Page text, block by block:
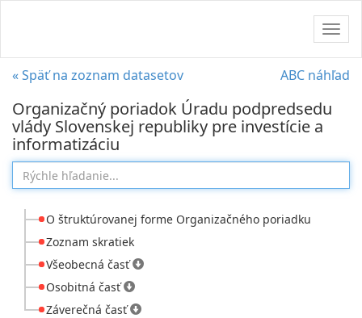
ABC náhľad
« Späť na zoznam datasetov
Organizačný poriadok Úradu podpredsedu
vlády Slovenskej republiky pre investície a
informatizáciu
O štruktúrovanej forme Organizačného poriadku
Zoznam skratiek
Všeobecná časť
Osobitná časť
Záverečná časť